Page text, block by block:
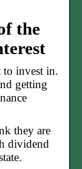
the
to invest in.
getting
they are
dividend